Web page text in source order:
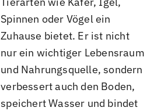
Spinnen oder Vögel ein
Zuhause bietet. Er ist nicht
nur ein wichtiger Lebensraum
und Nahrungsquelle, sondern
verbessert auch den Boden,
speichert Wasser und bindet